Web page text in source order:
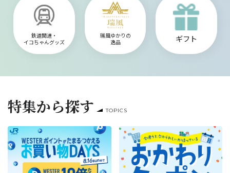
鉄道関連・
イコちゃんグッズ
瑞風ゆかりの
逸品
ギフト
特集から探す TOPICS